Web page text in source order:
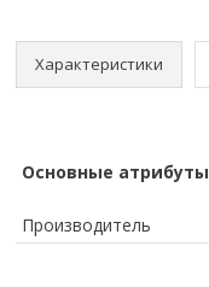
Характеристики
Основные атрибуты
Производитель